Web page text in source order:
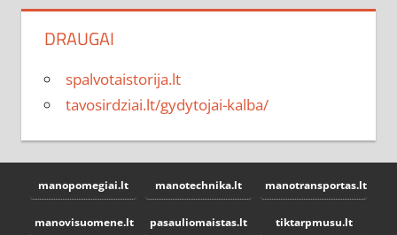
DRAUGAI
spalvotaistorija.lt
tavosirdziai.lt/gydytojai-kalba/
manopomegiai.lt manotechnika.lt manotransportas.lt
manovisuomene.lt pasauliomaistas.lt tiktarpmusu.lt